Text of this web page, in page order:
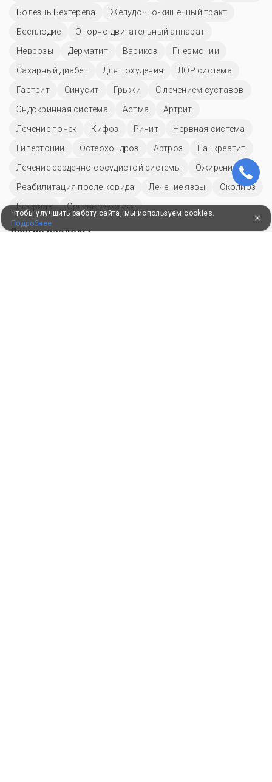
Болезнь Бехтерева
Желудочно-кишечный тракт
Бесплодие
Опорно-двигательный аппарат
Неврозы
Дерматит Варикоз
Пневмонии
Сахарный диабет
Для похудения
ЛОР система
Гастрит
Синусит Грыжи
С лечением суставов
Эндокринная система
Астма
Артрит
Лечение почек
Кифоз Ринит
Нервная система
Гипертонии
Остеохондроз Артроз
Панкреатит
Лечение сердечно-сосудистой системы
Ожирение
Реабилитация после ковида
Лечение язвы
Сколиоз
Псориаз
Органы дыхания
Другие разделы
Чтобы улучшить работу сайта, мы используем cookies.
Подробнее